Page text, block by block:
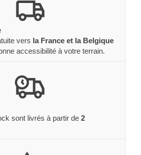
vers la France et la Belgique
accessibilité à votre terrain.
sont livrés à partir de 2